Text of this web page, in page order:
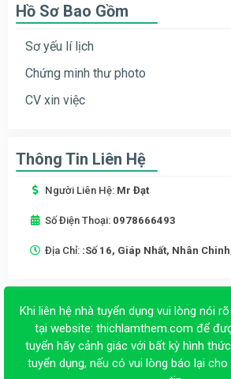
Hồ Sơ Bao Gồm
Sơ yếu lí lịch
Chứng minh thư photo
CV xin việc
Thông Tin Liên Hệ
Người Liên Hệ: Mr Đạt
Số Điện Thoại: 0978666493
Địa Chỉ: :Số 16, Giáp Nhất, Nhân
Khi liên hệ nhà tuyển dụng vui lòng nói
tại website: thichlamthem.com để
tuyển hãy cảnh giác với bất kỳ hình
tuyển dụng, nếu có vui lòng báo lại